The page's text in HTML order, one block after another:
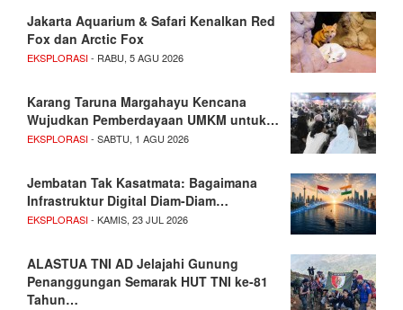
Jakarta Aquarium & Safari Kenalkan Red
Fox dan Arctic Fox
EKSPLORASI- RABU, 5 AGU 2026
Karang Taruna Margahayu Kencana
Wujudkan Pemberdayaan UMKM untuk…
EKSPLORASI- SABTU, 1 AGU 2026
Jembatan Tak Kasatmata: Bagaimana
Infrastruktur Digital Diam-Diam…
EKSPLORASI- KAMIS, 23 JUL 2026
ALASTUA TNI AD Jelajahi Gunung
Penanggungan Semarak HUT TNI ke-81
Tahun…